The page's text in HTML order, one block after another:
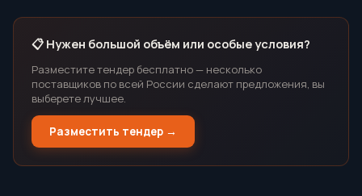
📋 Нужен большой объём или особые условия?
Разместите тендер бесплатно — несколько
поставщиков по всей России сделают предложения, вы
выберете лучшее.
Разместить тендер →